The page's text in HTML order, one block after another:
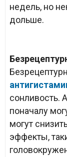
недель, но
дольше.
сонливость.
поначалу
могут
эффекты,